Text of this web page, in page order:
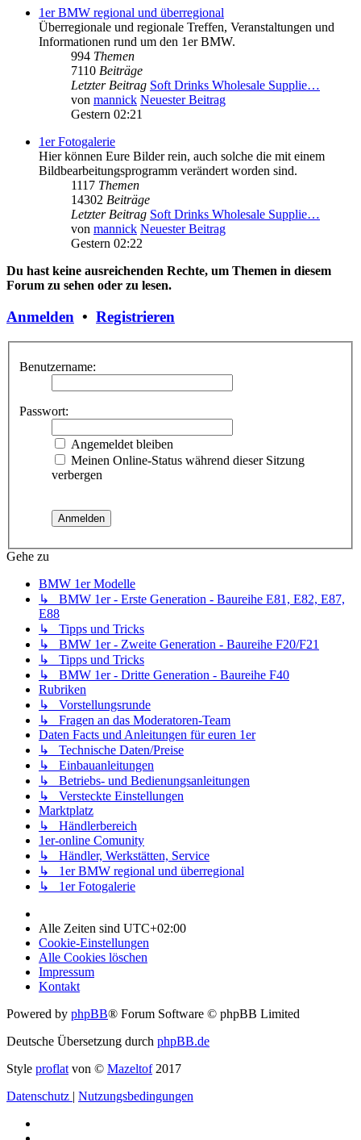
1er BMW regional und überregional
Überregionale und regionale Treffen, Veranstaltungen und
Informationen rund um den 1er BMW.
994 Themen
7110 Beiträge
Letzter Beitrag Soft Drinks Wholesale Supplie…
von mannick Neuester Beitrag
Gestern 02:21
1er Fotogalerie
Hier können Eure Bilder rein, auch solche die mit einem
Bildbearbeitungsprogramm verändert worden sind.
1117 Themen
14302 Beiträge
Letzter Beitrag Soft Drinks Wholesale Supplie…
von mannick Neuester Beitrag
Gestern 02:22
Du hast keine ausreichenden Rechte, um Themen in diesem
Forum zu sehen oder zu lesen.
Anmelden • Registrieren
Benutzername:
Passwort:
Angemeldet bleiben
Meinen Online-Status während dieser Sitzung
verbergen
Gehe zu
BMW 1er Modelle
↳ BMW 1er - Erste Generation - Baureihe E81, E82, E87,
E88
↳ Tipps und Tricks
↳ BMW 1er - Zweite Generation - Baureihe F20/F21
↳ Tipps und Tricks
↳ BMW 1er - Dritte Generation - Baureihe F40
Rubriken
↳ Vorstellungsrunde
↳ Fragen an das Moderatoren-Team
Daten Facts und Anleitungen für euren 1er
↳ Technische Daten/Preise
↳ Einbauanleitungen
↳ Betriebs- und Bedienungsanleitungen
↳ Versteckte Einstellungen
Marktplatz
↳ Händlerbereich
1er-online Comunity
↳ Händler, Werkstätten, Service
↳ 1er BMW regional und überregional
↳ 1er Fotogalerie
Alle Zeiten sind UTC+02:00
Cookie-Einstellungen
Alle Cookies löschen
Impressum
Kontakt
Powered by phpBB® Forum Software © phpBB Limited
Deutsche Übersetzung durch phpBB.de
Style proflat von © Mazeltof2017
Datenschutz | Nutzungsbedingungen